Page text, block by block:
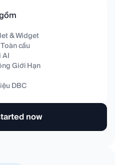
& Widget
cầu
AI
Giới Hạn
DBC
now